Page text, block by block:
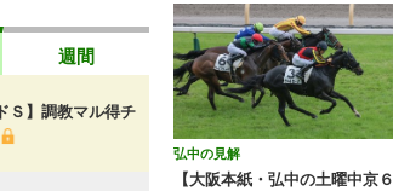
弘中の見解
【大阪本紙・弘中の土曜中京６
週間
Ｓ】調教マル得チ